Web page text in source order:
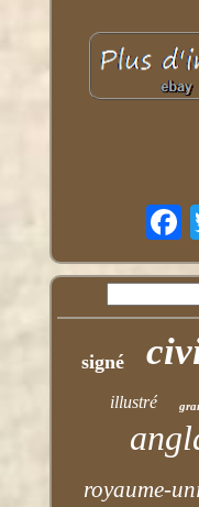
signé
illustré
royaume-